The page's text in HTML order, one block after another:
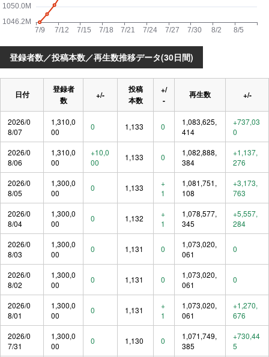
登録者数／投稿本数／再生数推移データ(30日間)
日付
登録者
数
+/-
投稿
本数
+/
-
再生数 +/-
2026/0
8/07
1,310,0
00
0 1,133 0
1,083,625,
414
+737,03
0
2026/0
8/06
1,310,0
00
+10,0
00
1,133 0
1,082,888,
384
+1,137,
276
2026/0
8/05
1,300,0
00
0 1,133
+
1
1,081,751,
108
+3,173,
763
2026/0
8/04
1,300,0
00
0 1,132
+
1
1,078,577,
345
+5,557,
284
2026/0
8/03
1,300,0
00
0 1,131 0
1,073,020,
061
0
2026/0
8/02
1,300,0
00
0 1,131 0
1,073,020,
061
0
2026/0
8/01
1,300,0
00
0 1,131
+
1
1,073,020,
061
+1,270,
676
2026/0
7/31
1,300,0
00
0 1,130 0
1,071,749,
385
+730,44
5